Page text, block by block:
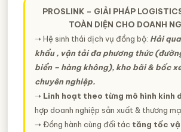
PROSLINK – GIẢI PHÁP
TOÀN DIỆN CHO DOANH
➝ Hệ sinh thái dịch vụ đồng bộ: Hải
khẩu , vận tải đa phương thức
biển – hàng không), kho bãi & bốc
chuyên nghiệp.
➝ Linh hoạt theo từng mô hình kinh
hợp doanh nghiệp sản xuất & thương
➝ Đồng hành cùng đối tác tăng tốc